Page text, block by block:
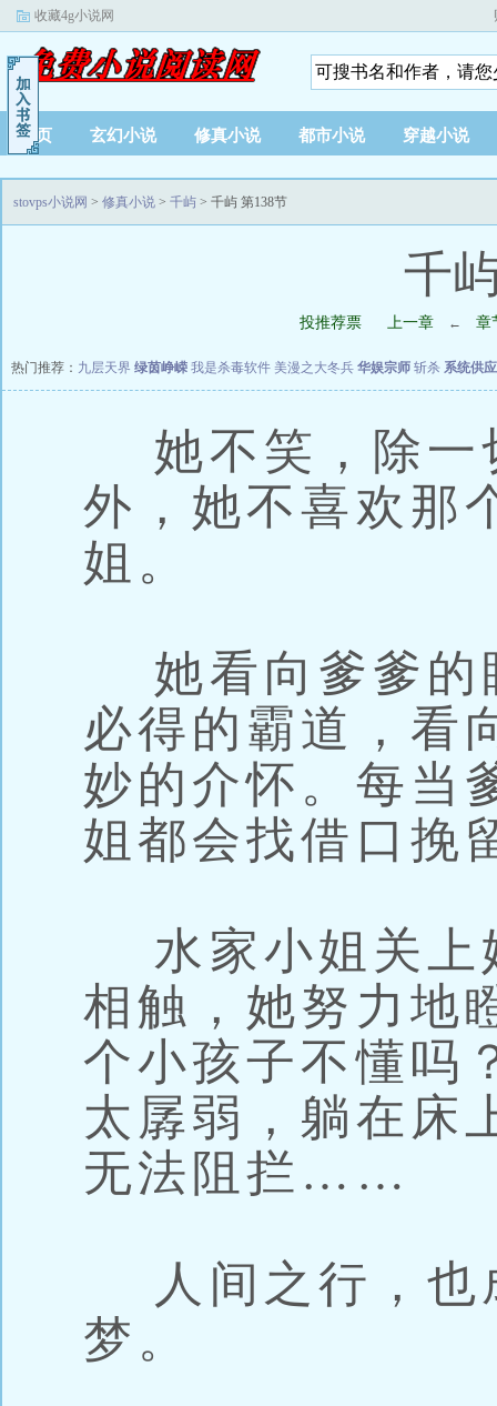
收藏4g小说网
首页 玄幻小说 修真小说 都市小说 穿越小说
stovps小说网 > 修真小说 > 千屿 > 千屿 第138节
千
投推荐票 上一章 ← 章
热门推荐： 九层天界 绿茵峥嵘 我是杀毒软件 美漫之大冬兵 华娱宗师 斩杀 系统供
她不笑，除一
外，她不喜欢那
姐。
她看向爹爹的
必得的霸道，看
妙的介怀。每当
姐都会找借口挽
水家小姐关上
相触，她努力地
个小孩子不懂吗
太孱弱，躺在床
无法阻拦……
人间之行，也
梦。